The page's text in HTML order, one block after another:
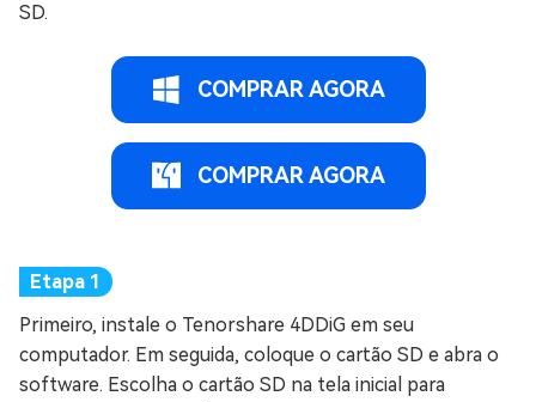
SD.
COMPRAR AGORA
COMPRAR AGORA
Primeiro, instale o Tenorshare 4DDiG em seu
computador. Em seguida, coloque o cartão SD e abra o
software. Escolha o cartão SD na tela inicial para